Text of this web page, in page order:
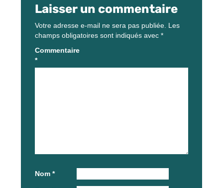
Laisser un commentaire
Votre adresse e-mail ne sera pas publiée. Les
champs obligatoires sont indiqués avec *
Commentaire
*
Nom *